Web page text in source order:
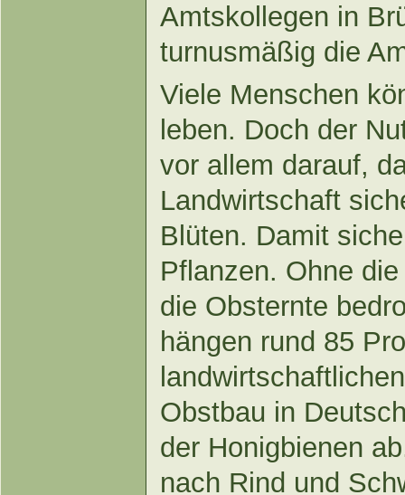
Amtskollegen in
turnusmäßig die
Viele Menschen
leben. Doch der
vor allem darauf,
Landwirtschaft
Blüten. Damit
Pflanzen. Ohne
die Obsternte
hängen rund 85
Obstbau in
der Honigbienen
nach Rind und